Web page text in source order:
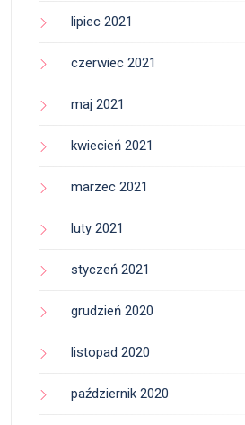
lipiec 2021
czerwiec 2021
maj 2021
kwiecień 2021
marzec 2021
luty 2021
styczeń 2021
grudzień 2020
listopad 2020
październik 2020